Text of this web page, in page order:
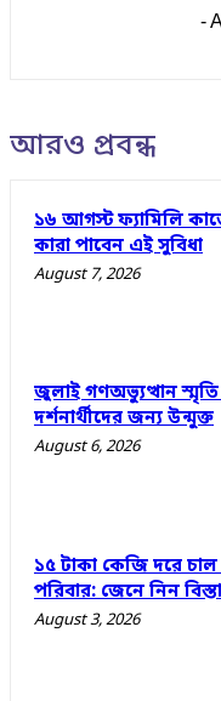
-
আরও প্রবন্ধ
১৬ আগস্ট ফ্যামিলি
কারা পাবেন এই সুবিধা
August 7, 2026
জুলাই গণঅভ্যুত্থান
দর্শনার্থীদের জন্য উন্মুক্ত
August 6, 2026
১৫ টাকা কেজি দরে
পরিবার: জেনে নিন
August 3, 2026